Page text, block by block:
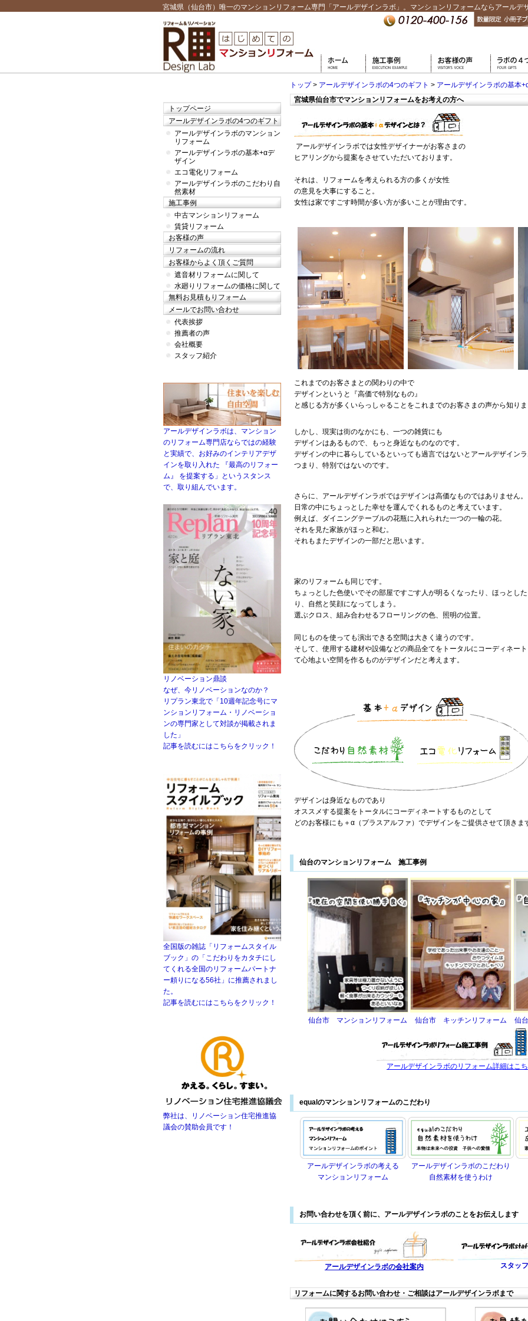
宮城県（仙台市）唯一のマンションリフォーム専門「アールデザインラボ」。マンションリフォームならアールデ
トップ> アールデザインラボの4つのギフト > アールデザインラボの基本
宮城県仙台市でマンションリフォームをお考えの方へ
アールデザインラボでは女性デザイナーがお客さまの
ヒアリングから提案をさせていただいております。
それは、リフォームを考えられる方の多くが女性
の意見を大事にすること。
女性は家ですごす時間が多い方が多いことが理由です。
これまでのお客さまとの関わりの中で
デザインというと『高価で特別なもの』
と感じる方が多くいらっしゃることをこれまでのお客さまの声から知り
しかし、現実は街のなかにも、一つの雑貨にも
デザインはあるもので、もっと身近なものなのです。
デザインの中に暮らしているといっても過言ではないとアールデザイン
つまり、特別ではないのです。
さらに、アールデザインラボではデザインは高価なものではありません。
日常の中にちょっとした幸せを運んでくれるものと考えています。
例えば、ダイニングテーブルの花瓶に入れられた一つの一輪の花。
それを見た家族がほっと和む。
それもまたデザインの一部だと思います。
家のリフォームも同じです。
ちょっとした色使いでその部屋ですごす人が明るくなったり、ほっとした
り、自然と笑顔になってしまう。
選ぶクロス、組み合わせるフローリングの色、照明の位置。
同じものを使っても演出できる空間は大きく違うのです。
そして、使用する建材や設備などの商品全てをトータルにコーディネー
て心地よい空間を作るものがデザインだと考えます。
デザインは身近なものであり
オススメする提案をトータルにコーディネートするものとして
どのお客様にも＋α（プラスアルファ）でデザインをご提供させて頂きま
仙台のマンションリフォーム 施工事例
仙台市 マンションリフォーム 仙台市 キッチンリフォーム 仙
アールデザインラボのリフォーム詳細はこ
equalのマンションリフォームのこだわり
アールデザインラボの考える
マンションリフォーム
アールデザインラボのこだわり
自然素材を使うわけ
お問い合わせを頂く前に、アールデザインラボのことをお伝えします
アールデザインラボの会社案内 スタッ
リフォームに関するお問い合わせ・ご相談はアールデザインラボまで
トップページ
アールデザインラボの4つのギフト
アールデザインラボのマンション
リフォーム
アールデザインラボの基本+αデ
ザイン
エコ電化リフォーム
アールデザインラボのこだわり自
然素材
施工事例
中古マンションリフォーム
賃貸リフォーム
お客様の声
リフォームの流れ
お客様からよく頂くご質問
遮音材リフォームに関して
水廻りリフォームの価格に関して
無料お見積もりフォーム
メールでお問い合わせ
代表挨拶
推薦者の声
会社概要
スタッフ紹介
アールデザインラボは、マンション
のリフォーム専門店ならではの経験
と実績で、お好みのインテリアデザ
インを取り入れた 『最高のリフォー
ム』 を提案する」というスタンス
で、取り組んでいます。
リノベーション鼎談
なぜ、今リノベーションなのか？
リプラン東北で「10週年記念号にマ
ンションリフォーム・リノベーショ
ンの専門家として対談が掲載されま
した」
記事を読むにはこちらをクリック！
全国版の雑誌「リフォームスタイル
ブック」の「こだわりをカタチにし
てくれる全国のリフォームパートナ
ー頼りになる56社」に推薦されまし
た。
記事を読むにはこちらをクリック！
弊社は、リノベーション住宅推進協
議会の賛助会員です！